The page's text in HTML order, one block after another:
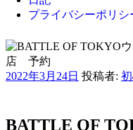
プライバシーポリシ
投
2022年3月24日 投稿者:
BATTLE OF